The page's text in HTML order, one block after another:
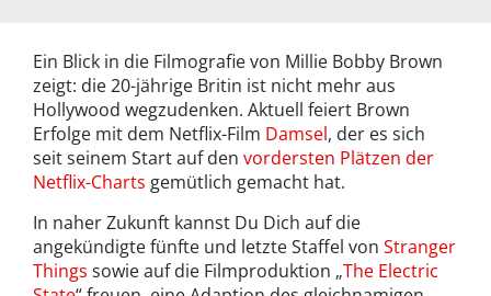
Ein Blick in die Filmografie von Millie Bobby Brown
zeigt: die 20-jährige Britin ist nicht mehr aus
Hollywood wegzudenken. Aktuell feiert Brown
Erfolge mit dem Netflix-Film Damsel, der es sich
seit seinem Start auf den vordersten Plätzen der
Netflix-Charts gemütlich gemacht hat.
In naher Zukunft kannst Du Dich auf die
angekündigte fünfte und letzte Staffel von Stranger
Things sowie auf die Filmproduktion „The Electric